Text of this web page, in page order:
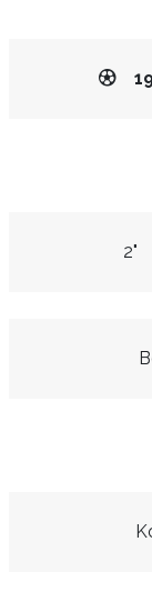
2"